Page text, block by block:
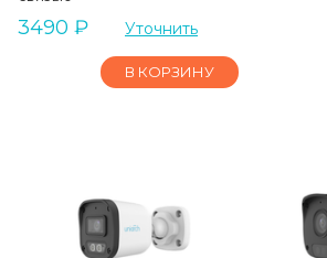
3490 ₽ Уточнить
В КОРЗИНУ